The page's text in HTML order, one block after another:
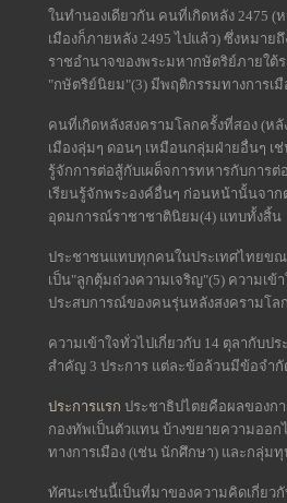
ในทำนองเดียวกัน คนที่เกิดหลัง 2475 (
เมืองก็ภายหลัง 2495 ไปแล้ว) ซึ่งหมา
ราชอำนาจของพระมหากษัตริย์ภายใต้
"กษัตริย์นิยม"(3) มีพฤติกรรมทางการเมื
คนที่เกิดหลังสงครามโลกครั้งที่สอง (ห
เมืองลุ่มๆ ดอนๆ เหมือนกลุ่มฝ่ายอื่นๆ เ
รู้จักการต่อสู้กับเผด็จการทหารกับการ
เรียนรู้จักพระองค์อื่นๆ ก่อนหน้านั้นจาก
อุดมการณ์ราชาชาตินิยม(4) แทบทั้งสิ้น
ประชาชนแทบทุกคนในประเทศไทยขณ
เป็น"ลูกตุ้มถ่วงความเจริญ"(5) ความเ
ประสบการณ์ของคนรุ่นหลังสงครามโ
ความเข้าใจทั่วไปเกี่ยวกับ 14 ตุลากับป
สำคัญ 3 ประการ แต่ละข้อล้วนมีข้อจำกั
ประการแรก ประชาธิปไตยคือผลของก
กองทัพเป็นตัวแทน บ้างขยายความออ
ทางการเมือง (เช่น นักศึกษา) และกลุ่ม
ทัศนะเช่นนี้เป็นที่มาของความคิดเกี่ยว